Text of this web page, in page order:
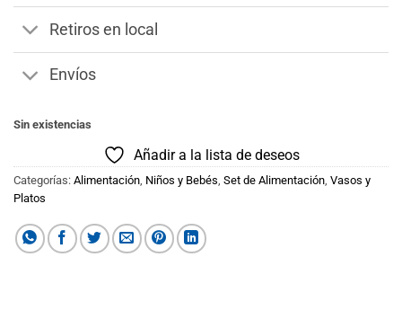
Retiros en local
Envíos
Sin existencias
Añadir a la lista de deseos
Categorías: Alimentación Niños y Bebés Set de Alimentación Vasos y
Platos